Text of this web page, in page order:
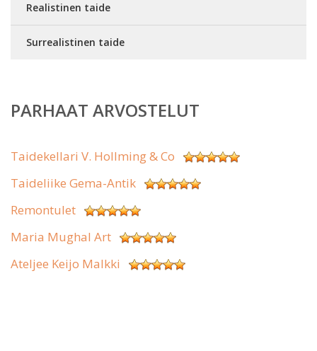
Realistinen taide
Surrealistinen taide
PARHAAT ARVOSTELUT
Taidekellari V. Hollming & Co
Taideliike Gema-Antik
Remontulet
Maria Mughal Art
Ateljee Keijo Malkki